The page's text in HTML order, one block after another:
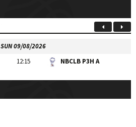
SUN 09/08/2026
12:15 NBCLB P3H A